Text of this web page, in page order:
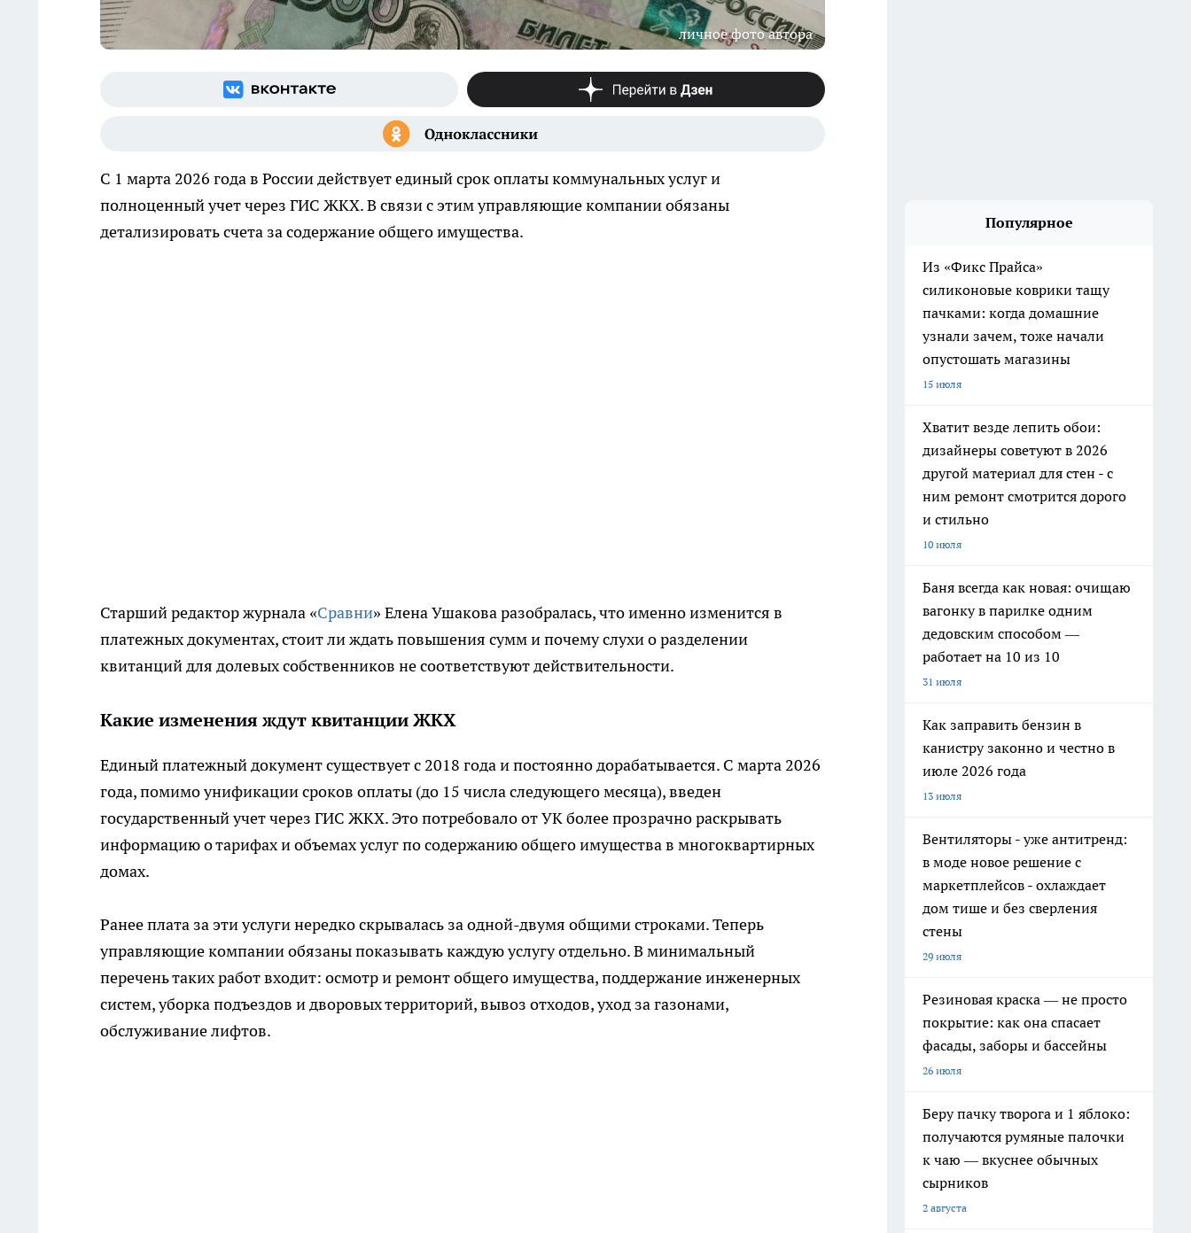
личное фото автора
С 1 марта 2026 года в России действует единый срок оплаты коммунальных услуг и
полноценный учет через ГИС ЖКХ. В связи с этим управляющие компании обязаны
детализировать счета за содержание общего имущества.
Старший редактор журнала «Сравни» Елена Ушакова разобралась, что именно изменится в
платежных документах, стоит ли ждать повышения сумм и почему слухи о разделении
квитанций для долевых собственников не соответствуют действительности.
Какие изменения ждут квитанции ЖКХ
Единый платежный документ существует с 2018 года и постоянно дорабатывается. С марта 2026
года, помимо унификации сроков оплаты (до 15 числа следующего месяца), введен
государственный учет через ГИС ЖКХ. Это потребовало от УК более прозрачно раскрывать
информацию о тарифах и объемах услуг по содержанию общего имущества в многоквартирных
домах.
Ранее плата за эти услуги нередко скрывалась за одной-двумя общими строками. Теперь
управляющие компании обязаны показывать каждую услугу отдельно. В минимальный
перечень таких работ входит: осмотр и ремонт общего имущества, поддержание инженерных
систем, уборка подъездов и дворовых территорий, вывоз отходов, уход за газонами,
обслуживание лифтов.
Популярное
Из «Фикс Прайса»
силиконовые коврики тащу
пачками: когда домашние
узнали зачем, тоже начали
опустошать магазины
15 июля
Хватит везде лепить обои:
дизайнеры советуют в 2026
другой материал для стен - с
ним ремонт смотрится дорого
и стильно
10 июля
Баня всегда как новая: очищаю
вагонку в парилке одним
дедовским способом —
работает на 10 из 10
31 июля
Как заправить бензин в
канистру законно и честно в
июле 2026 года
13 июля
Вентиляторы - уже антитренд:
в моде новое решение с
маркетплейсов - охлаждает
дом тише и без сверления
стены
29 июля
Резиновая краска — не просто
покрытие: как она спасает
фасады, заборы и бассейны
26 июля
Беру пачку творога и 1 яблоко:
получаются румяные палочки
к чаю — вкуснее обычных
сырников
2 августа